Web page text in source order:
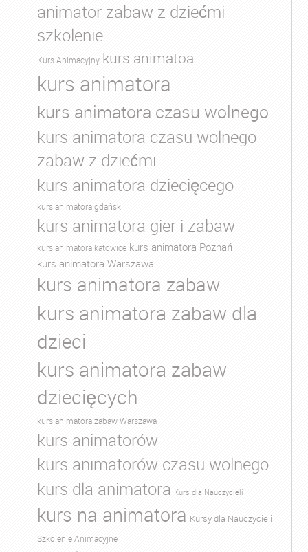
animator zabaw z dziećmi
szkolenie
Kurs Animacyjny kurs animatoa
kurs animatora
kurs animatora czasu wolnego
kurs animatora czasu wolnego
zabaw z dziećmi
kurs animatora dziecięcego
kurs animatora gdańsk
kurs animatora gier i zabaw
kurs animatora katowice kurs animatora Poznań
kurs animatora Warszawa
kurs animatora zabaw
kurs animatora zabaw dla
dzieci
kurs animatora zabaw
dziecięcych
kurs animatora zabaw Warszawa
kurs animatorów
kurs animatorów czasu wolnego
kurs dla animatora Kurs dla Nauczycieli
kurs na animatora Kursy dla Nauczycieli
Szkolenie Animacyjne